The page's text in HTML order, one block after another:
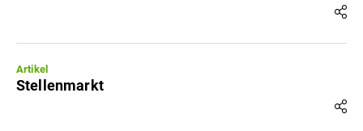
Artikel
Stellenmarkt